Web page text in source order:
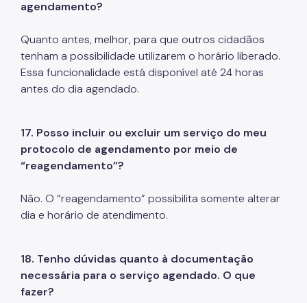
agendamento?
Quanto antes, melhor, para que outros cidadãos
tenham a possibilidade utilizarem o horário liberado.
Essa funcionalidade está disponível até 24 horas
antes do dia agendado.
17. Posso incluir ou excluir um serviço do meu
protocolo de agendamento por meio de
“reagendamento”?
Não. O “reagendamento” possibilita somente alterar
dia e horário de atendimento.
18. Tenho dúvidas quanto à documentação
necessária para o serviço agendado. O que
fazer?